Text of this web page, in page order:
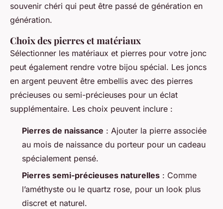
souvenir chéri qui peut être passé de génération en
génération.
Choix des pierres et matériaux
Sélectionner les matériaux et pierres pour votre jonc
peut également rendre votre bijou spécial. Les joncs
en argent peuvent être embellis avec des pierres
précieuses ou semi-précieuses pour un éclat
supplémentaire. Les choix peuvent inclure :
Pierres de naissance : Ajouter la pierre associée
au mois de naissance du porteur pour un cadeau
spécialement pensé.
Pierres semi-précieuses naturelles : Comme
l’améthyste ou le quartz rose, pour un look plus
discret et naturel.